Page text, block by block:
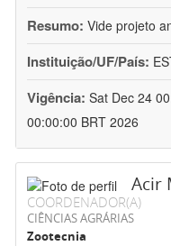
Resumo: Vide projeto
Instituição/UF/País:
Vigência: Sat Dec 24
00:00:00 BRT 2026
Acir
COORDENADOR(A)
CIÊNCIAS AGRÁRIAS
Zootecnia